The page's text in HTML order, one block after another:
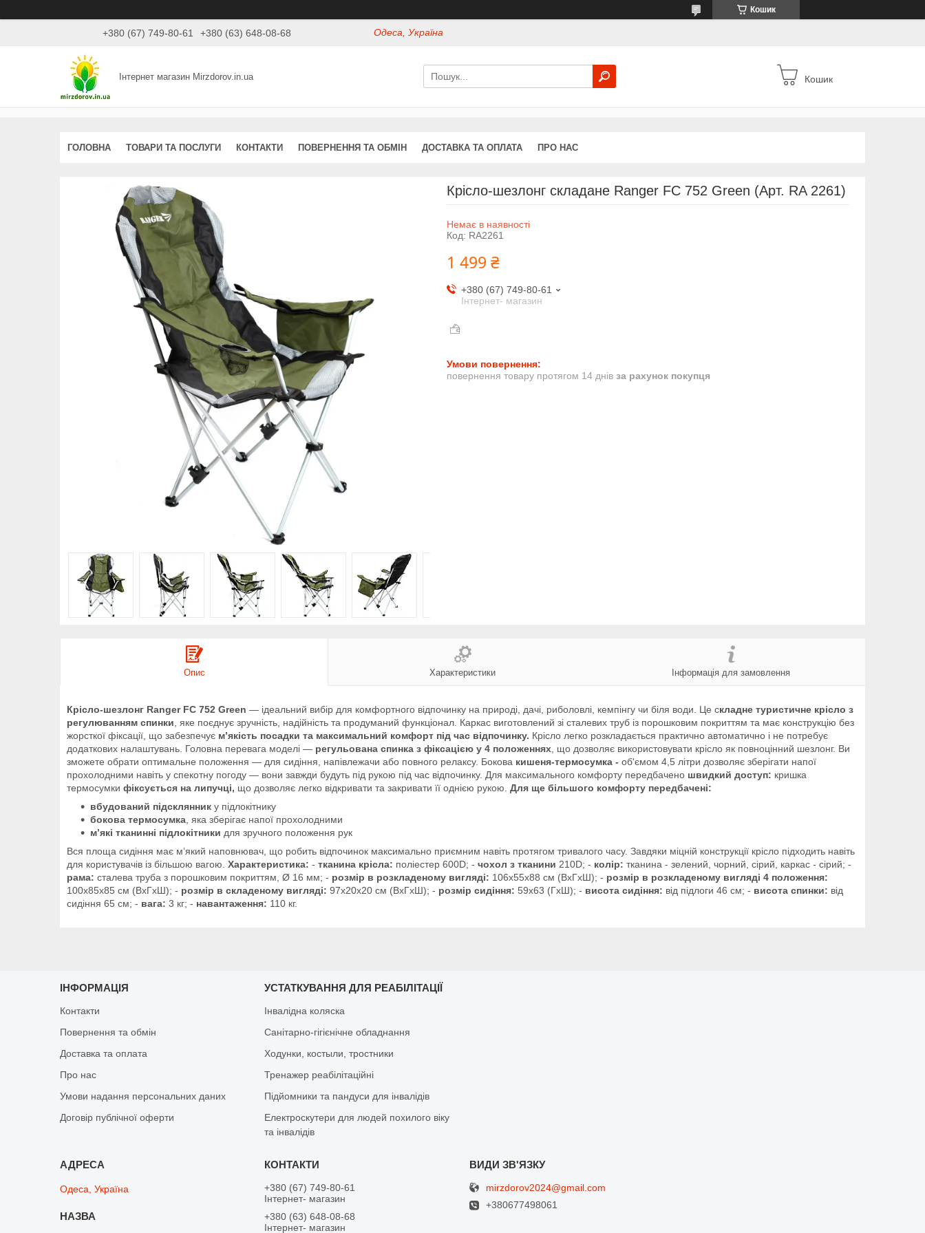
Кошик
+380 (67) 749-80-61 +380 (63) 648-08-68 Одеса, Україна
Інтернет магазин Mirzdorov.in.ua Кошик
ГОЛОВНА ТОВАРИ ТА ПОСЛУГИ КОНТАКТИ ПОВЕРНЕННЯ ТА ОБМІН ДОСТАВКА ТА ОПЛАТА ПРО НАС
Крісло-шезлонг складане Ranger FC 752 Green (Арт. RA 2261)
Немає в наявності
Код: RA2261
1 499 ₴
+380 (67) 749-80-61
Інтернет- магазин
повернення товару протягом 14 днів за рахунок покупця
Опис Характеристики Інформація для замовлення
Крісло-шезлонг Ranger FC 752 Green — ідеальний вибір для комфортного відпочинку на природі, дачі, риболовлі, кемпінгу чи біля води. Це складне туристичне крісло з
регулюванням спинки , яке поєднує зручність, надійність та продуманий функціонал. Каркас виготовлений зі сталевих труб із порошковим покриттям та має конструкцію без
жорсткої фіксації, що забезпечує м’якість посадки та максимальний комфорт під час відпочинку. Крісло легко розкладається практично автоматично і не потребує
додаткових налаштувань. Головна перевага моделі — регульована спинка з фіксацією у 4 положеннях , що дозволяє використовувати крісло як повноцінний шезлонг. Ви
зможете обрати оптимальне положення — для сидіння, напівлежачи або повного релаксу. Бокова кишеня-термосумка - об'ємом 4,5 літри дозволяє зберігати напої
прохолодними навіть у спекотну погоду — вони завжди будуть під рукою під час відпочинку. Для максимального комфорту передбачено швидкий доступ: кришка
термосумки фіксується на липучці, що дозволяє легко відкривати та закривати її однією рукою. Для ще більшого комфорту передбачені:
вбудований підсклянник у підлокітнику
бокова термосумка , яка зберігає напої прохолодними
м’які тканинні підлокітники для зручного положення рук
Вся площа сидіння має м’який наповнювач, що робить відпочинок максимально приємним навіть протягом тривалого часу. Завдяки міцній конструкції крісло підходить навіть
для користувачів із більшою вагою. Характеристика: - тканина крісла: поліестер 600D; - чохол з тканини 210D; - колір: тканина - зелений, чорний, сірий, каркас - сірий; -
рама: сталева труба з порошковим покриттям, Ø 16 мм; - розмір в розкладеному вигляді: 106х55х88 см (ВхГхШ); - розмір в розкладеному вигляді 4 положення:
100х85х85 см (ВхГхШ); - розмір в складеному вигляді: 97х20х20 см (ВхГхШ); - розмір сидіння: 59х63 (ГхШ); - висота сидіння: від підлоги 46 см; - висота спинки: від
сидіння 65 см; - вага: 3 кг; - навантаження: 110 кг.
ІНФОРМАЦІЯ
Контакти
Повернення та обмін
Доставка та оплата
Про нас
Умови надання персональних даних
Договір публічної оферти
УСТАТКУВАННЯ ДЛЯ РЕАБІЛІТАЦІЇ
Інвалідна коляска
Санітарно-гігієнічне обладнання
Ходунки, костыли, тростники
Тренажер реабілітаційні
Підйомники та пандуси для інвалідів
Електроскутери для людей похилого віку
та інвалідів
Одеса, Україна
+380 (67) 749-80-61
Інтернет- магазин
+380 (63) 648-08-68
Інтернет- магазин
mirzdorov2024@gmail.com
+380677498061